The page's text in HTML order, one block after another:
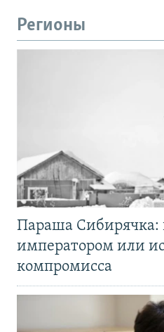
Регионы
Параша Сибирячка:
императором или
компромисса